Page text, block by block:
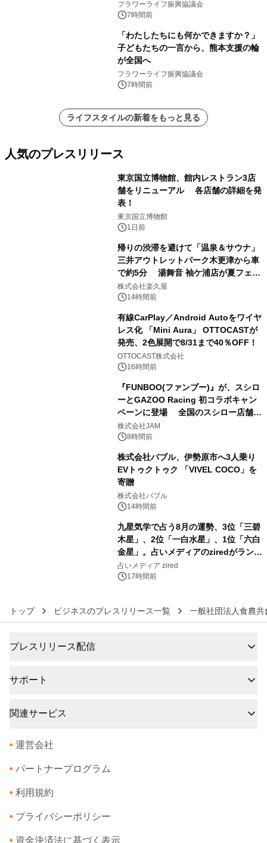
フラワーライフ振興協議会
7時間前
「わたしたちにも何かできますか？」
子どもたちの一言から、熊本支援の輪
が全国へ
フラワーライフ振興協議会
7時間前
ライフスタイルの新着をもっと見る
人気のプレスリリース
東京国立博物館、館内レストラン3店
舗をリニューアル 各店舗の詳細を発
表！
東京国立博物館
1日前
帰りの渋滞を避けて「温泉＆サウナ」
三井アウトレットパーク木更津から車
で約5分 湯舞音 袖ケ浦店が夏フェア
メニューを提供
株式会社楽久屋
14時間前
有線CarPlay／Android Autoをワイヤ
レス化 「Mini Aura」 OTTOCASTが
発売、2色展開で8/31まで40％OFF！
OTTOCAST株式会社
16時間前
『FUNBOO(ファンブー)』が、スシロ
ーとGAZOO Racing 初コラボキャン
ペーンに登場 全国のスシロー店舗で
GR 4車種の FUNBOO(ミニカー)付き
メニューが展開されます
株式会社JAM
8時間前
株式会社バブル、伊勢原市へ3人乗り
EVトゥクトゥク 「VIVEL COCO」を
寄贈
株式会社バブル
14時間前
九星気学で占う8月の運勢、3位「三碧
木星」、2位「一白水星」、1位「六白
金星」。占いメディアのziredがランキ
ングを発表
占いメディア zired
17時間前
トップ ビジネスのプレスリリース一覧 一般社団法人食農
プレスリリース配信
サポート
関連サービス
• 運営会社
• パートナープログラム
• 利用規約
• プライバシーポリシー
• 資金決済法に基づく表示